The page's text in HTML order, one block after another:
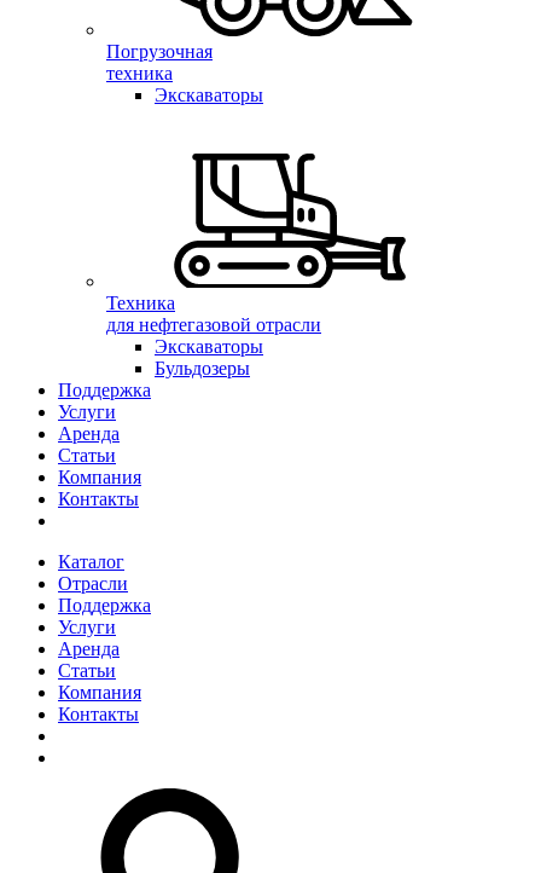
Погрузочная
техника
Экскаваторы
Техника
для нефтегазовой отрасли
Экскаваторы
Бульдозеры
Поддержка
Услуги
Аренда
Статьи
Компания
Контакты
Каталог
Отрасли
Поддержка
Услуги
Аренда
Статьи
Компания
Контакты